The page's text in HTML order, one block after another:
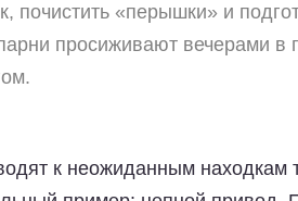
почистить «перышки» и
просиживают вечерами в
к неожиданным находкам